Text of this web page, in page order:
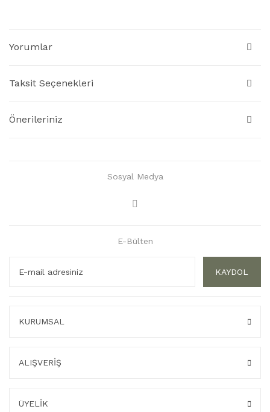
Yorumlar
Taksit Seçenekleri
Önerileriniz
Sosyal Medya
E-Bülten
KAYDOL
KURUMSAL
ALIŞVERİŞ
ÜYELİK